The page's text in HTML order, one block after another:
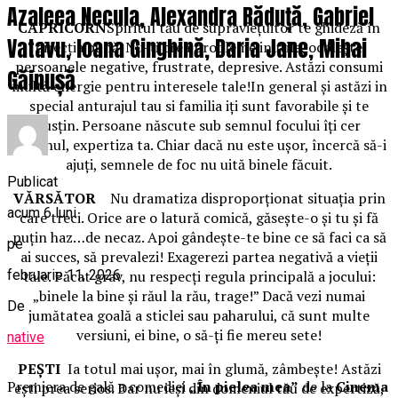
CAPRICORNSpiritul tău de supravieţuitor te ghideză în
direcţia bună. Nu-ţi crea probleme inutile, ocoleşte
persoanele negative, frustrate, depresive. Astăzi consumi
multă energie pentru interesele tale!In general şi astăzi in
special anturajul tau si familia iţi sunt favorabile şi te
susţin. Persoane născute sub semnul focului îţi cer
sprijinul, expertiza ta. Chiar dacă nu este uşor, încercă să-i
ajuţi, semnele de foc nu uită binele făcuit.
VĂRSĂTOR
Nu dramatiza disproporţionat situaţia prin
care treci. Orice are o latură comică, găseşte-o şi tu şi fă
puţin haz…de necaz. Apoi gândeşte-te bine ce să faci ca să
ai succes, să prevalezi! Exagerezi partea negativă a vieţii
tale. Păcat grav, nu respecţi regula principală a jocului:
„binele la bine şi răul la rău, trage!” Dacă vezi numai
jumătatea goală a sticlei sau paharului, că sunt multe
versiuni, ei bine, o să-ţi fie mereu sete!
PEŞTI Ia totul mai uşor, mai în glumă, zâmbeşte! Astăzi
eşti prea serios. Dar nu ieşi din domeniul tău de expertiză,
Azaleea Necula, Alexandra Răduță, Gabriel
Vatavu, Ioana Ginghină, Daria Jane, Mihai
Găinușă
Publicat
acum 6 luni
pe
februarie 11, 2026
De
native
Premiera de gală a comediei„În pielea mea” de laCinema